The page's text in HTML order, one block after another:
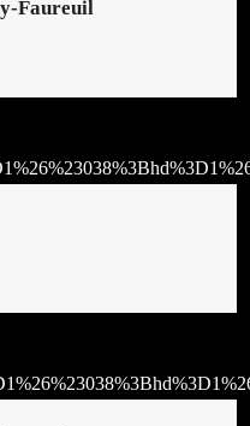
Faureuil